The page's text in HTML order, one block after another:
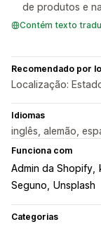
de produtos e
Contém texto
Recomendado por
Localização:
Idiomas
inglês, alemão,
Funciona com
Admin da Shopify
Seguno Unsplash
Categorias